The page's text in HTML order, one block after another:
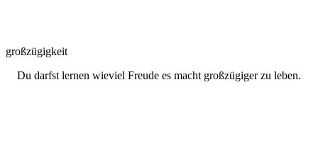
groß­zügigkeit
Du darfst lernen wieviel Freude es macht großzügiger zu leben.